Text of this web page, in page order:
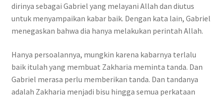
dirinya sebagai Gabriel yang melayani Allah dan diutus
untuk menyampaikan kabar baik. Dengan kata lain, Gabriel
menegaskan bahwa dia hanya melakukan perintah Allah.
Hanya persoalannya, mungkin karena kabarnya terlalu
baik itulah yang membuat Zakharia meminta tanda. Dan
Gabriel merasa perlu memberikan tanda. Dan tandanya
adalah Zakharia menjadi bisu hingga semua perkataan